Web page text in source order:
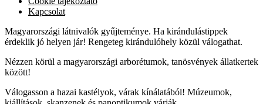
Kapcsolat
Magyarországi látnivalók gyűjteménye. Ha kirándulástippek
érdeklik jó helyen jár! Rengeteg kirándulóhely közül válogathat.
Nézzen körül a magyarországi arborétumok, tanösvények állatkertek
között!
Válogasson a hazai kastélyok, várak kínálatából! Múzeumok,